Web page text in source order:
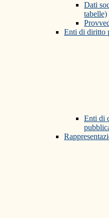
Dati
tabelle)
Enti di diritto
Enti di